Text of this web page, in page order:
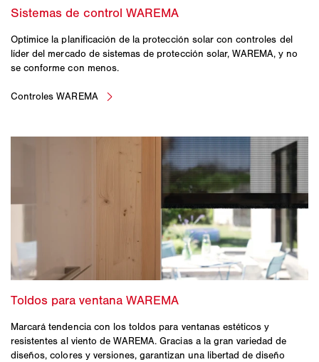
Optimice la planificación de la protección solar con controles del
líder del mercado de sistemas de protección solar, WAREMA, y no
se conforme con menos.
Marcará tendencia con los toldos para ventanas estéticos y
resistentes al viento de WAREMA. Gracias a la gran variedad de
diseños, colores y versiones, garantizan una libertad de diseño